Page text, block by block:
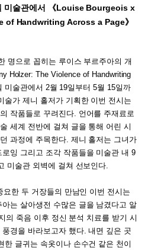
미술관에서 《Louise Bourgeois x
Handwriting Across a Page》
명으로 꼽히는 루이스 부르주아의 개
Holzer: The Violence of Handwriting
미술관에서 2월 19일부터 5월 15일까
술가 제니 홀저가 기획한 이번 전시는
작품들로 꾸려진다. 언어를 주재료로
세계 전반에 걸쳐 글을 통해 어린 시
과정에 주목한다. 제니 홀저는 그녀가
잉 그리고 조각 작품들을 미술관 내 9
미술관 외벽에 걸쳐 선보인다.
요한 두 거장들의 만남인 이번 전시는
는 살아생전 수많은 글을 남겼다고 알
의 죽음 이후 정신 분석 치료를 받기 시
경을 바라보고자 했다. 내면 깊은 곳
한 글귀는 속옷이나 손수건 같은 천이